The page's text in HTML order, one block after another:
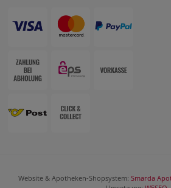
Website & Apotheken-Shopsystem: Smarda